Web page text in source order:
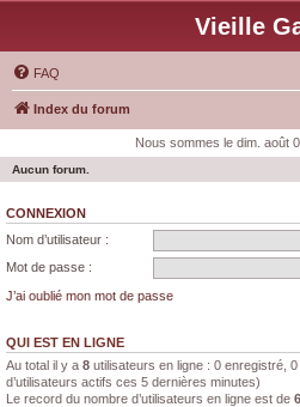
Vieille
FAQ
Index du forum
Nous sommes le dim. août
Aucun forum.
CONNEXION
Nom d’utilisateur :
Mot de passe :
J’ai oublié mon mot de passe
QUI EST EN LIGNE
Au total il y a 8 utilisateurs en ligne : 0 enregistré,
d’utilisateurs actifs ces 5 dernières minutes)
Le record du nombre d’utilisateurs en ligne est de